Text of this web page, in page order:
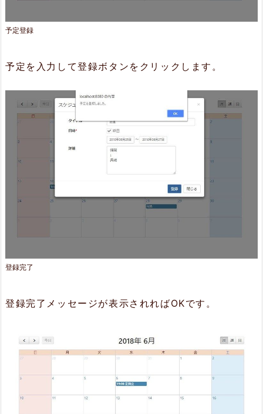
予定登録
予定を入力して登録ボタンをクリックします。
登録完了
登録完了メッセージが表示されればOKです。